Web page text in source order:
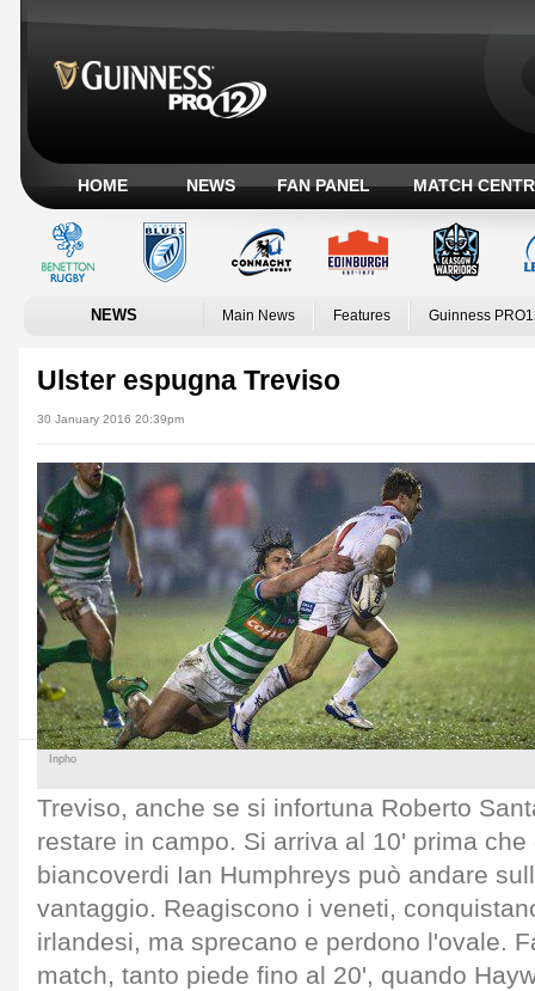
HOME NEWS FAN PANEL MATCH
NEWS Main News Features Guinness
Ulster espugna Treviso
30 January 2016 20:39pm
Inpho
Treviso, anche se si infortuna Roberto
restare in campo. Si arriva al 10' prima
biancoverdi Ian Humphreys può andare
vantaggio. Reagiscono i veneti,
irlandesi, ma sprecano e perdono l'ovale.
match, tanto piede fino al 20', quando